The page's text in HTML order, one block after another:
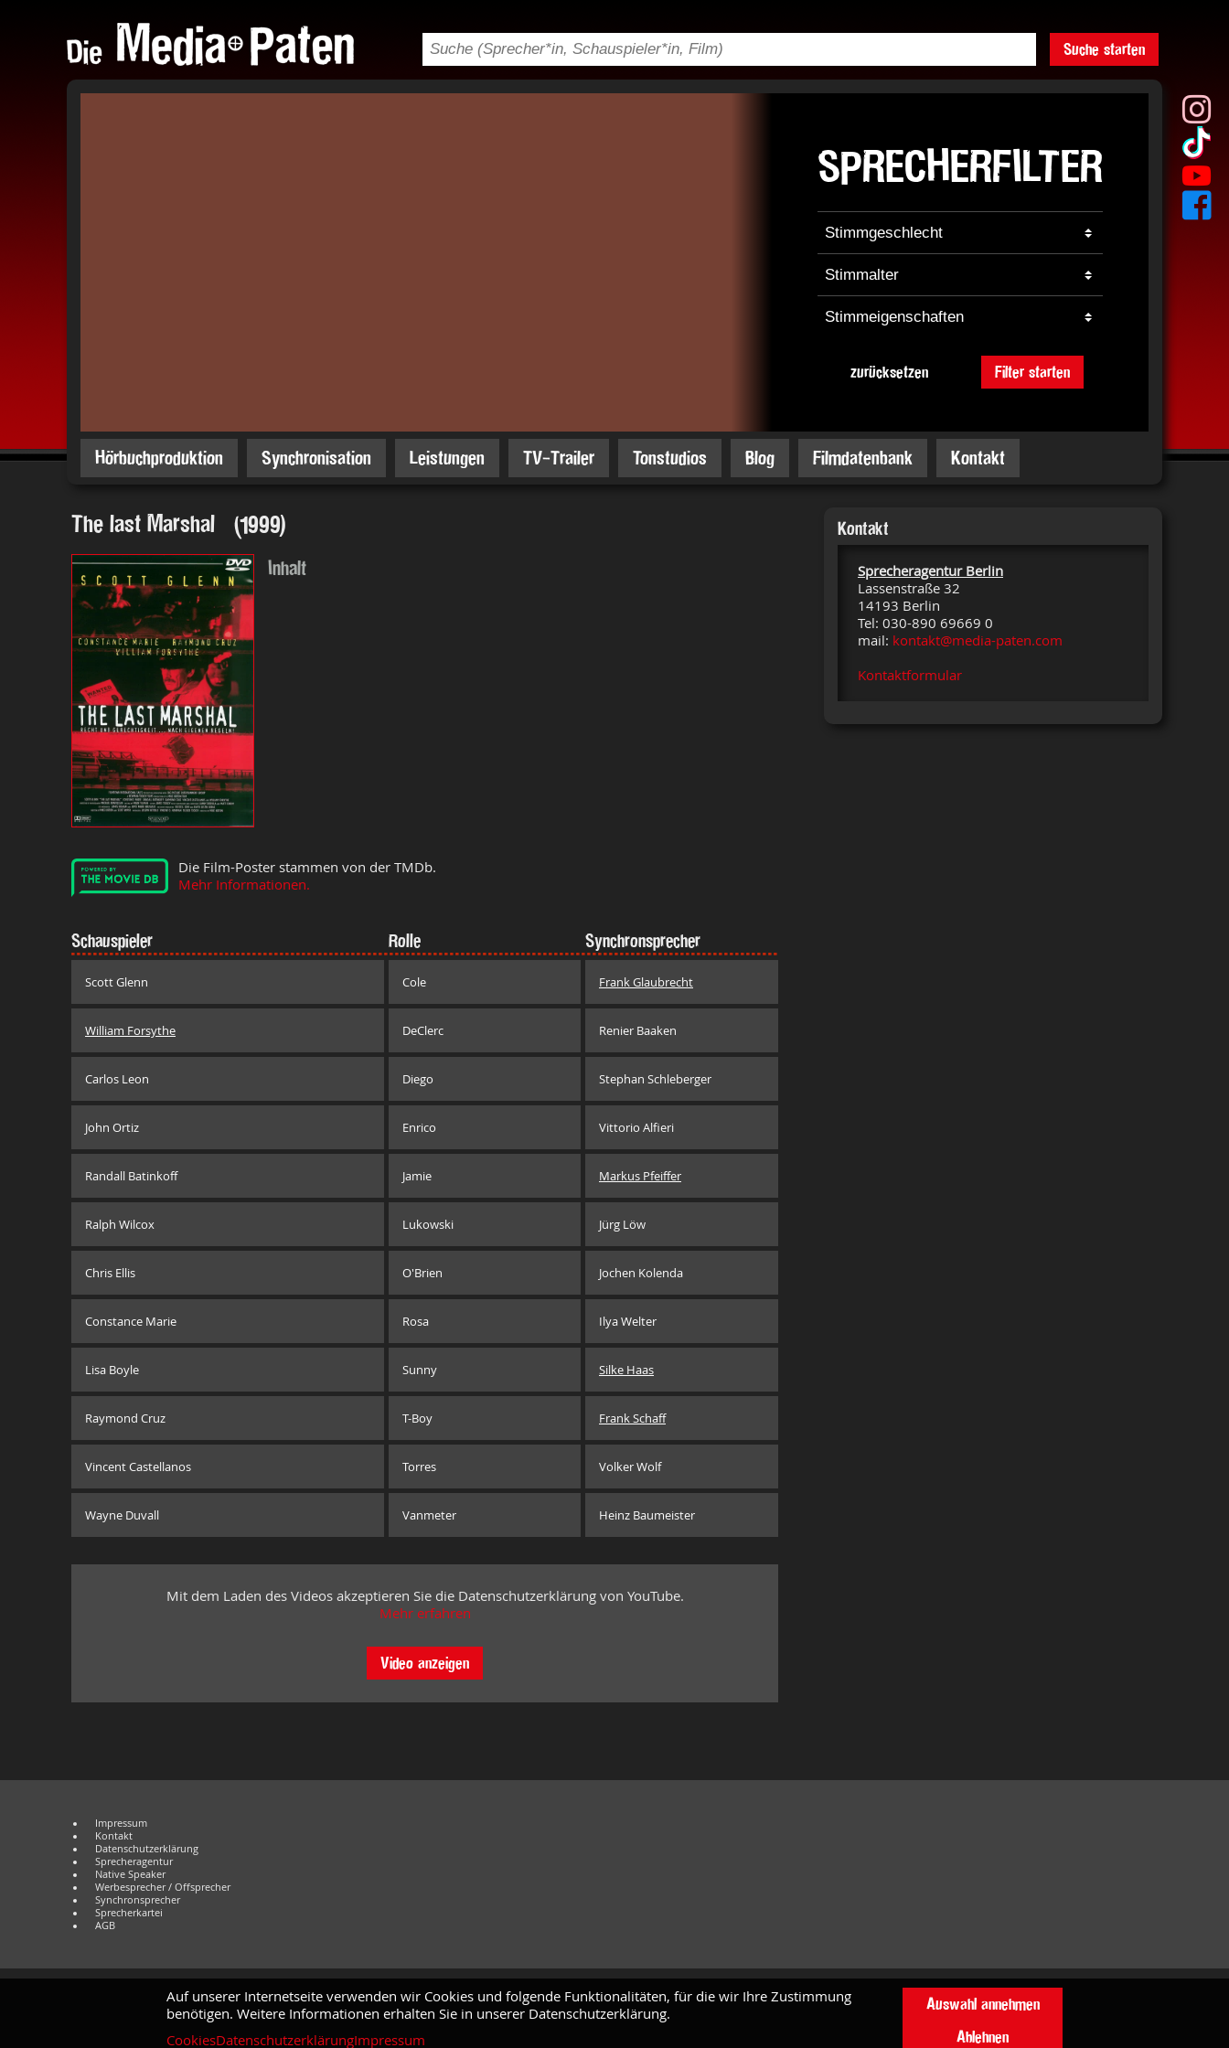
Suche starten
SPRECHERFILTER
zurücksetzen Filter starten
Hörbuchproduktion Synchronisation Leistungen TV-Trailer Tonstudios Blog Filmdatenbank Kontakt
The last Marshal (1999)
Inhalt
Die Film-Poster stammen von der TMDb.
Mehr Informationen.
Schauspieler Rolle Synchronsprecher
Scott Glenn Cole Frank Glaubrecht
William Forsythe DeClerc Renier Baaken
Carlos Leon Diego Stephan Schleberger
John Ortiz Enrico Vittorio Alfieri
Randall Batinkoff Jamie Markus Pfeiffer
Ralph Wilcox Lukowski Jürg Löw
Chris Ellis O'Brien Jochen Kolenda
Constance Marie Rosa Ilya Welter
Lisa Boyle Sunny Silke Haas
Raymond Cruz T-Boy Frank Schaff
Vincent Castellanos Torres Volker Wolf
Wayne Duvall Vanmeter Heinz Baumeister
Mit dem Laden des Videos akzeptieren Sie die Datenschutzerklärung von YouTube.
Mehr erfahren
Video anzeigen
Kontakt
Sprecheragentur Berlin
Lassenstraße 32
14193 Berlin
Tel: 030-890 69669 0
mail: kontakt@media-paten.com
Kontaktformular
Impressum
Kontakt
Datenschutzerklärung
Sprecheragentur
Native Speaker
Werbesprecher / Offsprecher
Synchronsprecher
Sprecherkartei
AGB
Auf unserer Internetseite verwenden wir Cookies und folgende Funktionalitäten, für die wir Ihre Zustimmung
benötigen. Weitere Informationen erhalten Sie in unserer Datenschutzerklärung.
CookiesDatenschutzerklärungImpressum
Auswahl annehmen
Ablehnen